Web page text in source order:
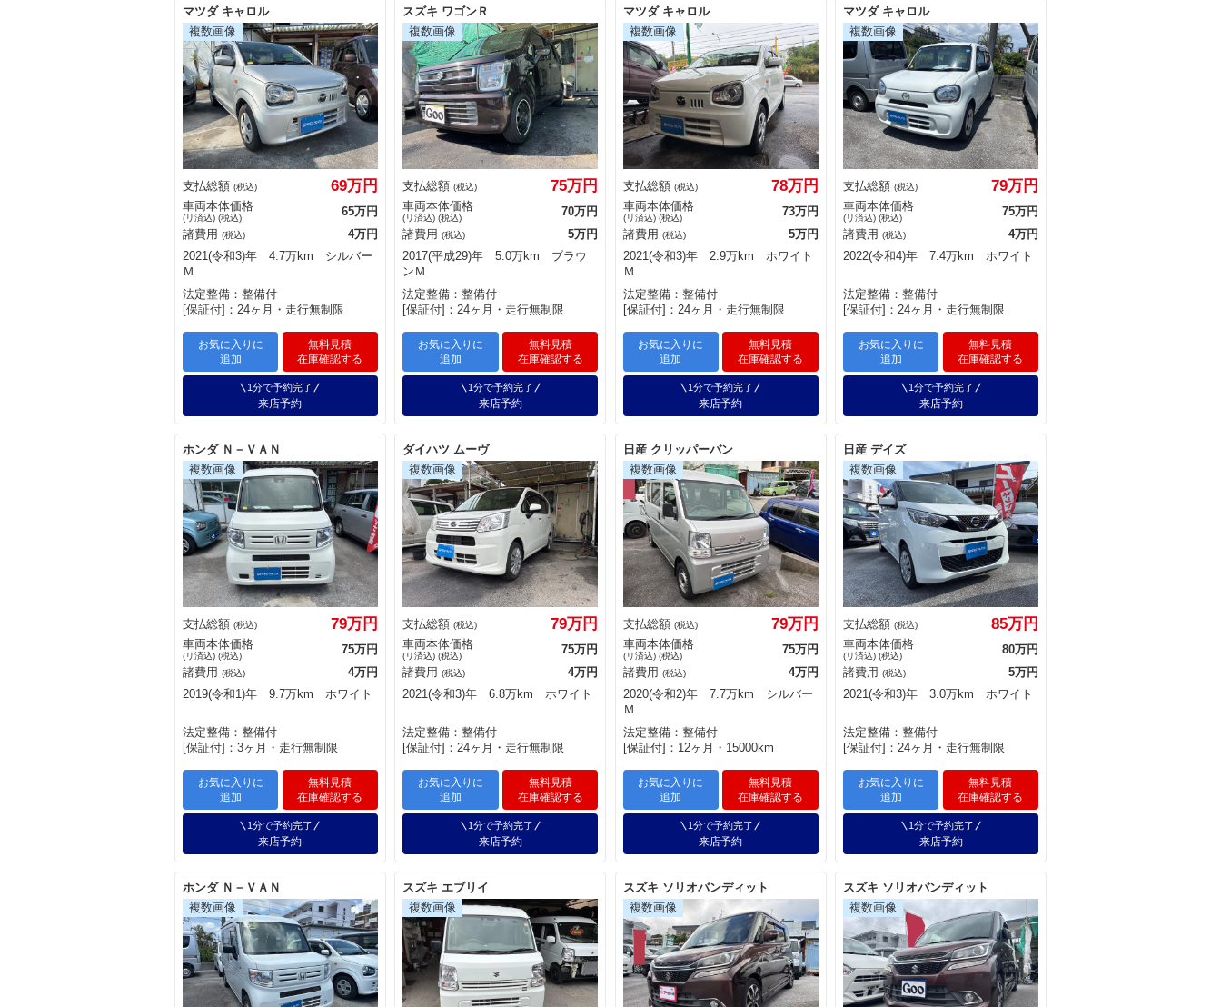
マツダ キャロル
支払総額 (税込) 69万円
車両本体価格
(リ済込) (税込)
65万円
諸費用 (税込)
4万円
2021(令和3)年 4.7万km シルバー
Ｍ
法定整備：整備付
[保証付]：24ヶ月・走行無制限
お気に入りに
追加
無料見積
在庫確認する
1分で予約完了
来店予約
スズキ ワゴンＲ
支払総額 (税込) 75万円
車両本体価格
(リ済込) (税込)
70万円
諸費用 (税込)
5万円
2017(平成29)年 5.0万km ブラウ
ンＭ
法定整備：整備付
[保証付]：24ヶ月・走行無制限
お気に入りに
追加
無料見積
在庫確認する
1分で予約完了
来店予約
マツダ キャロル
支払総額 (税込) 78万円
車両本体価格
(リ済込) (税込)
73万円
諸費用 (税込)
5万円
2021(令和3)年 2.9万km ホワイト
Ｍ
法定整備：整備付
[保証付]：24ヶ月・走行無制限
お気に入りに
追加
無料見積
在庫確認する
1分で予約完了
来店予約
マツダ キャロル
支払総額 (税込) 79万円
車両本体価格
(リ済込) (税込)
75万円
諸費用 (税込)
4万円
2022(令和4)年 7.4万km ホワイト
法定整備：整備付
[保証付]：24ヶ月・走行無制限
お気に入りに
追加
無料見積
在庫確認する
1分で予約完了
来店予約
ホンダ Ｎ－ＶＡＮ
支払総額 (税込) 79万円
車両本体価格
(リ済込) (税込)
75万円
諸費用 (税込)
4万円
2019(令和1)年 9.7万km ホワイト
法定整備：整備付
[保証付]：3ヶ月・走行無制限
お気に入りに
追加
無料見積
在庫確認する
1分で予約完了
来店予約
ダイハツ ムーヴ
支払総額 (税込) 79万円
車両本体価格
(リ済込) (税込)
75万円
諸費用 (税込)
4万円
2021(令和3)年 6.8万km ホワイト
法定整備：整備付
[保証付]：24ヶ月・走行無制限
お気に入りに
追加
無料見積
在庫確認する
1分で予約完了
来店予約
日産 クリッパーバン
支払総額 (税込) 79万円
車両本体価格
(リ済込) (税込)
75万円
諸費用 (税込)
4万円
2020(令和2)年 7.7万km シルバー
Ｍ
法定整備：整備付
[保証付]：12ヶ月・15000km
お気に入りに
追加
無料見積
在庫確認する
1分で予約完了
来店予約
日産 デイズ
支払総額 (税込) 85万円
車両本体価格
(リ済込) (税込)
80万円
諸費用 (税込)
5万円
2021(令和3)年 3.0万km ホワイト
法定整備：整備付
[保証付]：24ヶ月・走行無制限
お気に入りに
追加
無料見積
在庫確認する
1分で予約完了
来店予約
ホンダ Ｎ－ＶＡＮ スズキ エブリイ スズキ ソリオバンディット スズキ ソリオバンディット